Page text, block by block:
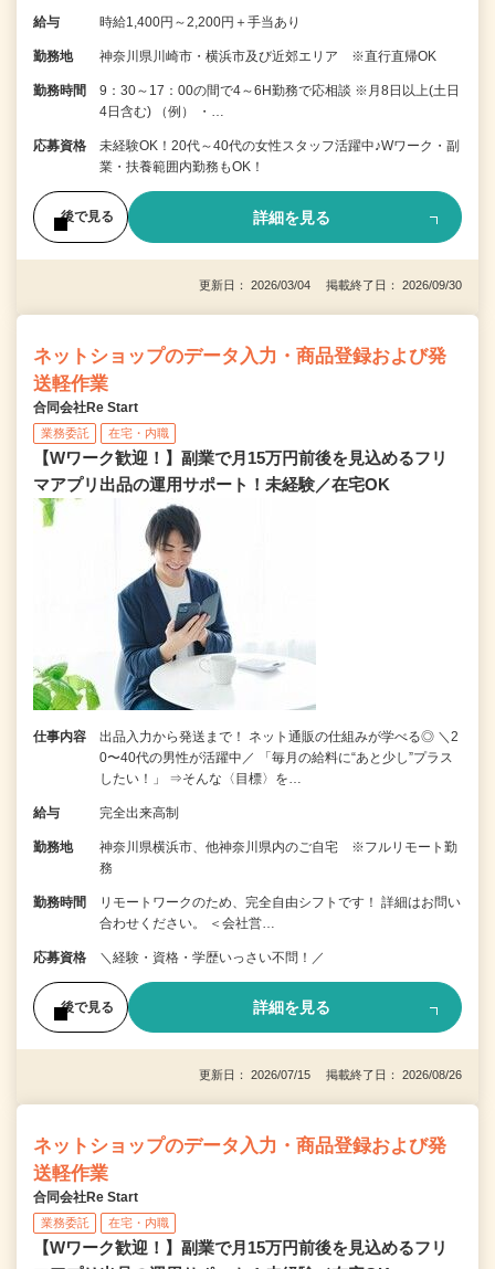
給与 時給1,400円～2,200円＋手当あり
勤務地 神奈川県川崎市・横浜市及び近郊エリア ※直行直帰OK
勤務時間
9：30～17：00の間で4～6H勤務で応相談 ※月8日以上(土日
4日含む) （例） ・…
応募資格
未経験OK！20代～40代の女性スタッフ活躍中♪Wワーク・副
業・扶養範囲内勤務もOK！
後で見る 詳細を見る
更新日： 2026/03/04 掲載終了日： 2026/09/30
ネットショップのデータ入力・商品登録および発
送軽作業
合同会社Re Start
業務委託 在宅・内職
【Wワーク歓迎！】副業で月15万円前後を見込めるフリ
マアプリ出品の運用サポート！未経験／在宅OK
仕事内容
出品入力から発送まで！ ネット通販の仕組みが学べる◎ ＼2
0〜40代の男性が活躍中／ 「毎月の給料に“あと少し”プラス
したい！」 ⇒そんな〈目標〉を…
給与 完全出来高制
勤務地
神奈川県横浜市、他神奈川県内のご自宅 ※フルリモート勤
務
勤務時間
リモートワークのため、完全自由シフトです！ 詳細はお問い
合わせください。 ＜会社営…
応募資格 ＼経験・資格・学歴いっさい不問！／
後で見る 詳細を見る
更新日： 2026/07/15 掲載終了日： 2026/08/26
ネットショップのデータ入力・商品登録および発
送軽作業
合同会社Re Start
業務委託 在宅・内職
【Wワーク歓迎！】副業で月15万円前後を見込めるフリ